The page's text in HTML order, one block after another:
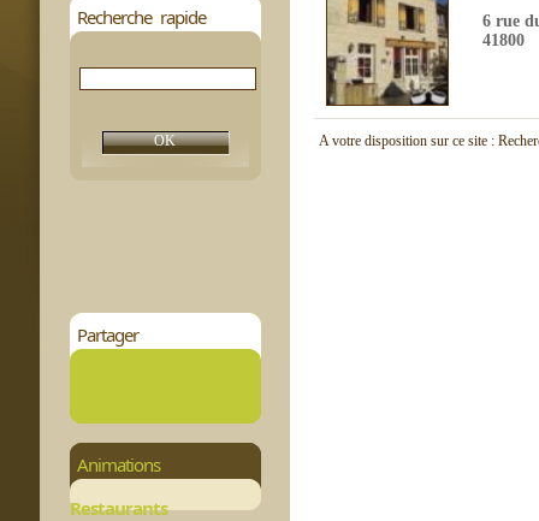
Recherche rapide
Partager
Animations
Restaurants
6 rue
41800
A votre disposition sur ce site :